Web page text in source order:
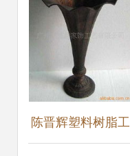
陈晋辉塑料树脂工